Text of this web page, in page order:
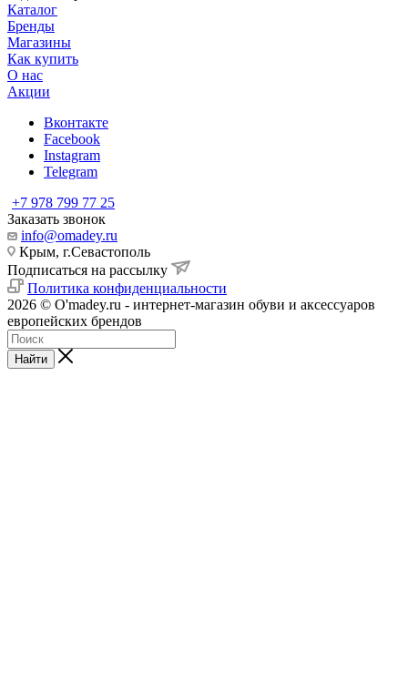
Каталог
Бренды
Магазины
Как купить
О нас
Акции
Вконтакте
Facebook
Instagram
Telegram
+7 978 799 77 25
Заказать звонок
info@omadey.ru
Крым, г.Севастополь
Подписаться на рассылку
Политика конфиденциальности
2026 © O'madey.ru - интернет-магазин обуви и аксессуаров
европейских брендов
Найти